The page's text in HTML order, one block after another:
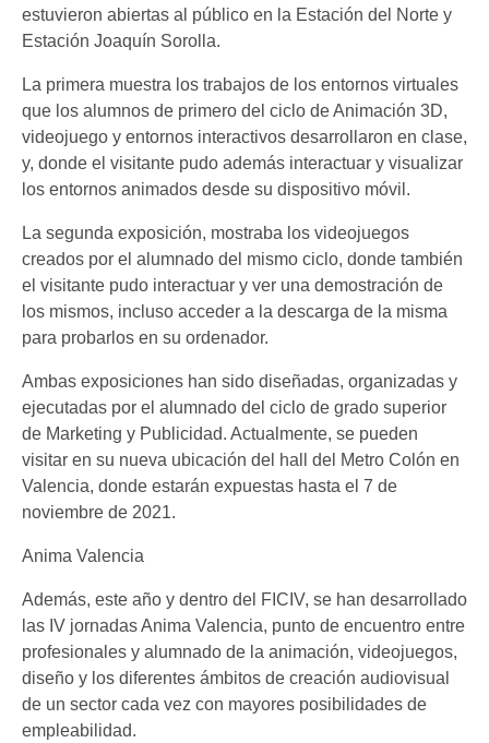
estuvieron abiertas al público en la Estación del Norte y
Estación Joaquín Sorolla.
La primera muestra los trabajos de los entornos virtuales
que los alumnos de primero del ciclo de Animación 3D,
videojuego y entornos interactivos desarrollaron en clase,
y, donde el visitante pudo además interactuar y visualizar
los entornos animados desde su dispositivo móvil.
La segunda exposición, mostraba los videojuegos
creados por el alumnado del mismo ciclo, donde también
el visitante pudo interactuar y ver una demostración de
los mismos, incluso acceder a la descarga de la misma
para probarlos en su ordenador.
Ambas exposiciones han sido diseñadas, organizadas y
ejecutadas por el alumnado del ciclo de grado superior
de Marketing y Publicidad. Actualmente, se pueden
visitar en su nueva ubicación del hall del Metro Colón en
Valencia, donde estarán expuestas hasta el 7 de
noviembre de 2021.
Anima Valencia
Además, este año y dentro del FICIV, se han desarrollado
las IV jornadas Anima Valencia, punto de encuentro entre
profesionales y alumnado de la animación, videojuegos,
diseño y los diferentes ámbitos de creación audiovisual
de un sector cada vez con mayores posibilidades de
empleabilidad.